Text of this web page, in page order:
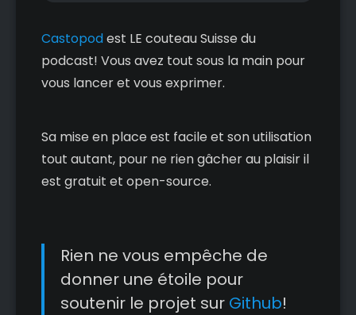
Castopodest LE couteau Suisse du
podcast! Vous avez tout sous la main pour
vous lancer et vous exprimer.
Sa mise en place est facile et son utilisation
tout autant, pour ne rien gâcher au plaisir il
est gratuit et open-source.
Rien ne vous empêche de
donner une étoile pour
soutenir le projet sur Github!